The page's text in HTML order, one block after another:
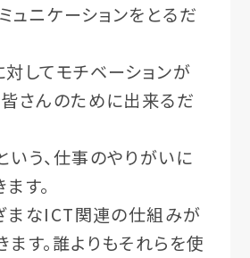
ュニケーションをとるだ
対してモチベーションが
皆さんのために出来るだ
いう、仕事のやりがいに
す。
まなICT関連の仕組みが
す。誰よりもそれらを使